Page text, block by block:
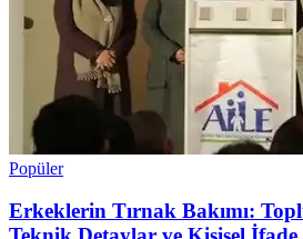
Popüler
Erkeklerin Tırnak Bakımı: